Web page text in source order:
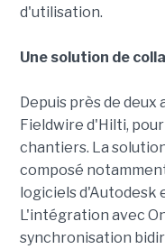
d'utilisation.
Une solution de
Depuis près de deux
Fieldwire d'Hilti,
chantiers. La
composé
logiciels d'Autodesk
L'intégration avec
synchronisation